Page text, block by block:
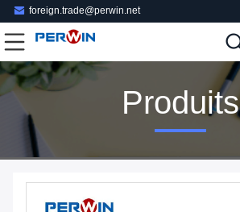
foreign.trade@perwin.net
Produits